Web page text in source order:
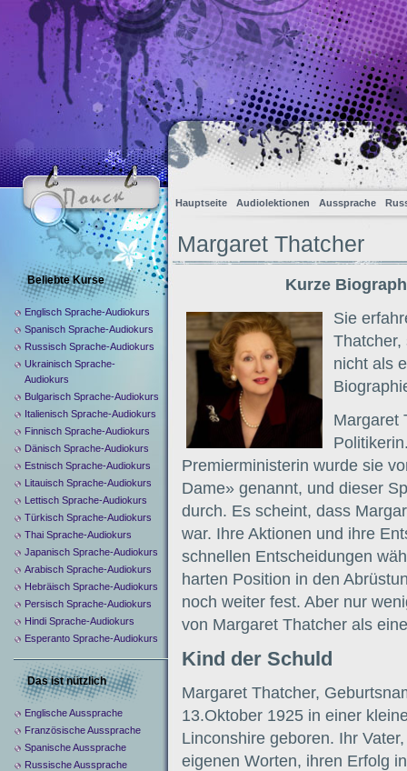
Hauptseite Audiolektionen Aussprache
Margaret Thatcher
Kurze
Sie
Thatcher,
nicht als
Margaret
Premierministerin wurde sie
Dame» genannt, und dieser
durch. Es scheint, dass
war. Ihre Aktionen und ihre
schnellen Entscheidungen
harten Position in den
noch weiter fest. Aber nur
von Margaret Thatcher als
Kind der Schuld
Margaret Thatcher,
13.Oktober 1925 in einer
Linconshire geboren. Ihr
eigenen Worten, ihren Erfolg
Beliebte Kurse
Englisch Sprache-Audiokurs
Spanisch Sprache-Audiokurs
Russisch Sprache-Audiokurs
Ukrainisch Sprache-
Audiokurs
Bulgarisch Sprache-Audiokurs
Italienisch Sprache-Audiokurs
Finnisch Sprache-Audiokurs
Dänisch Sprache-Audiokurs
Estnisch Sprache-Audiokurs
Litauisch Sprache-Audiokurs
Lettisch Sprache-Audiokurs
Türkisch Sprache-Audiokurs
Thai Sprache-Audiokurs
Japanisch Sprache-Audiokurs
Arabisch Sprache-Audiokurs
Hebräisch Sprache-Audiokurs
Persisch Sprache-Audiokurs
Hindi Sprache-Audiokurs
Esperanto Sprache-Audiokurs
Das ist nützlich
Englische Aussprache
Französische Aussprache
Spanische Aussprache
Russische Aussprache